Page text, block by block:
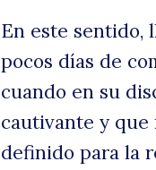
En este sentido,
pocos días de
cuando en su
cautivante y que
definido para la